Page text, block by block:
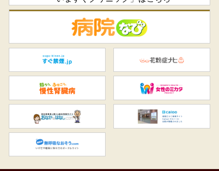
すぐ禁煙.jp
知ろう、ふせごう。慢性腎臓
おなかのはなし.com